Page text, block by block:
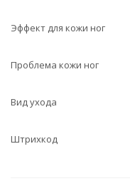
Эффект для кожи ног
Проблема кожи ног
Вид ухода
Штрихкод